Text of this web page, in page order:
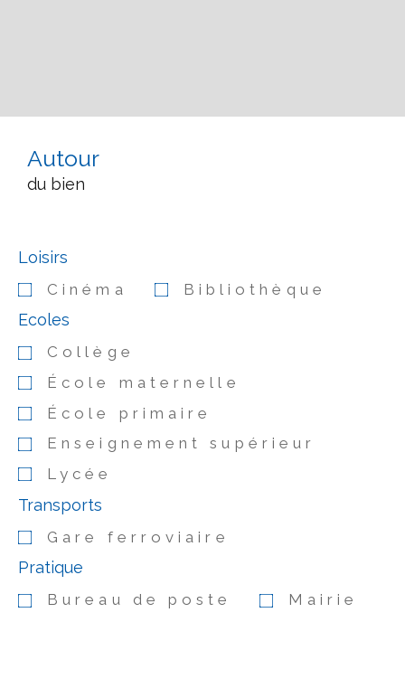
Autour
du bien
Loisirs
Cinéma Bibliothèque
Ecoles
Collège
École maternelle
École primaire
Enseignement supérieur
Lycée
Transports
Gare ferroviaire
Pratique
Bureau de poste Mairie